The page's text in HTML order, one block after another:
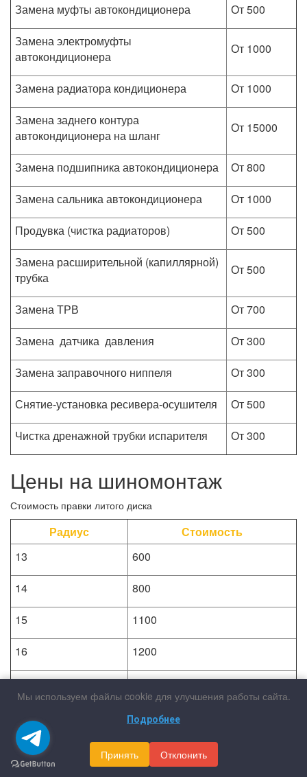
Замена муфты автокондиционера
От 500
Замена электромуфты
автокондиционера
От 1000
Замена радиатора кондиционера
От 1000
Замена заднего контура
автокондиционера на шланг
От 15000
Замена подшипника автокондиционера
От 800
Замена сальника автокондиционера
От 1000
Продувка (чистка радиаторов)
От 500
Замена расширительной (капиллярной)
трубка
От 500
Замена ТРВ
От 700
Замена датчика давления
От 300
Замена заправочного ниппеля
От 300
Снятие-установка ресивера-осушителя
От 500
Чистка дренажной трубки испарителя
От 300
Цены на шиномонтаж
Стоимость правки литого диска
Радиус
Стоимость
13
600
14
800
15
1100
16
1200
17
1400
1900
19
2200
Мы используем файлы cookie для улучшения работы сайта.
Подробнее
Принять Отклонить